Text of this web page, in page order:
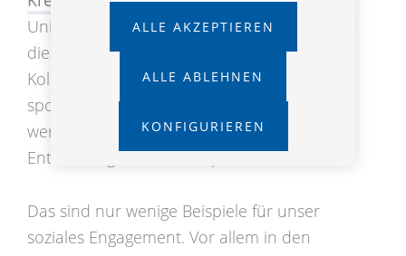
Universität Wien teil. Die ÖBV übernimmt für
diesen tollen körperlichen Einsatz der
Kolleginnen und Kollegen das Startgeld und
sponsert die gelaufene Strecke. Dadurch
werden die Krebsforschung und die
Entwicklung neuer Therapien unterstützt.
Das sind nur wenige Beispiele für unser
soziales Engagement. Vor allem in den
ALLE AKZEPTIEREN
ALLE ABLEHNEN
KONFIGURIEREN